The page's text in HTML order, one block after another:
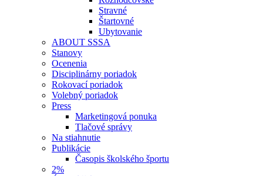
Stravné
Štartovné
Ubytovanie
ABOUT SSSA
Stanovy
Ocenenia
Disciplinárny poriadok
Rokovací poriadok
Volebný poriadok
Press
Marketingová ponuka
Tlačové správy
Na stiahnutie
Publikácie
Časopis školského športu
2%